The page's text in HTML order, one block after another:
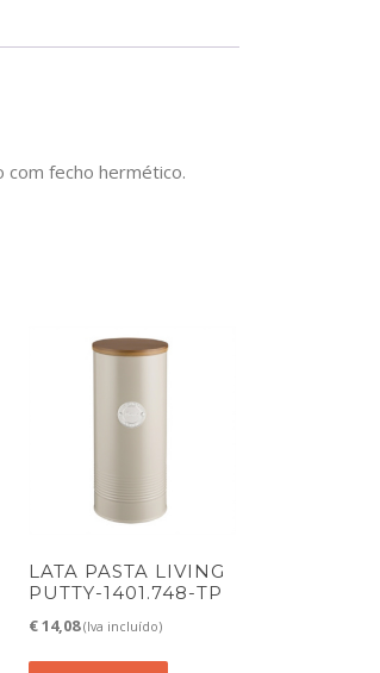
com fecho hermético.
LATA PASTA LIVING
PUTTY-1401.748-TP
€14,08 (Iva incluído)